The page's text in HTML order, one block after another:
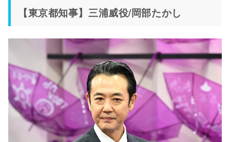
【東京都知事】三浦威役/岡部たかし